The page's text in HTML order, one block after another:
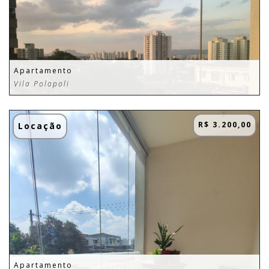
Apartamento
Vila Polopoli
Locação R$ 3.200,00
Apartamento